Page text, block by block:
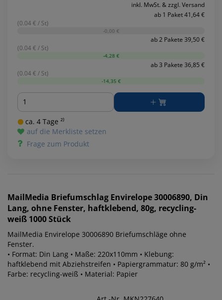
inkl. MwSt. & zzgl. Versand
ab 1 Paket 41,64 €
(0.04 € / St)
-0,00 €
ab 2 Pakete 39,50 €
(0.04 € / St)
-4,28 €
ab 3 Pakete 36,85 €
(0.04 € / St)
-14,35 €
Menge
ca. 4 Tage ²⁾
auf die Merkliste setzen
Frage zum Produkt
MailMedia Briefumschlag Envirelope 30006890, Din
Lang, ohne Fenster, haftklebend, 80g, recycling-
weiß 1000 Stück
MailMedia Envirelope 30006890 Briefumschläge ohne
Fenster.
• Format: Din Lang • Maße: 220x110mm • Klebung:
haftklebend mit Abziehstreifen • Papiergrammatur: 80 g/m² •
Farbe: recycling-weiß • Material: Papier